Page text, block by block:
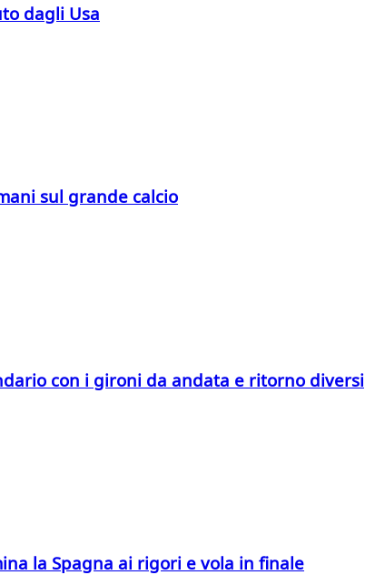
dagli Usa
sul grande calcio
con i gironi da andata e ritorno diversi
la Spagna ai rigori e vola in finale